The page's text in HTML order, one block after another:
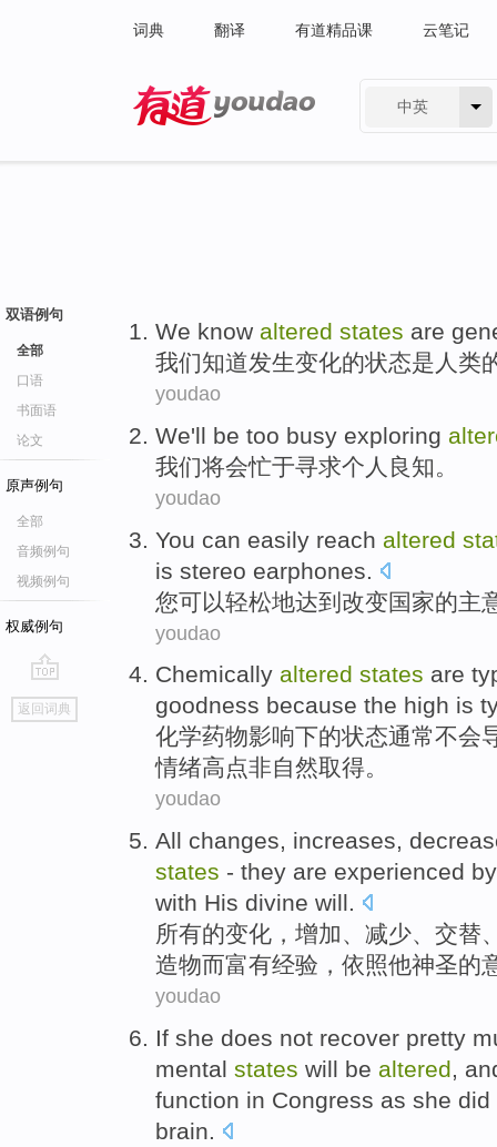
词典 翻译 有道精品课 云笔记
中英
双语例句
全部
口语
书面语
论文
原声例句
全部
音频例句
视频例句
权威例句
go
top
返回词典
We know altered states are
我们知道发生变化的状态是 人类
youdao
We'll be too busy exploring
我们将会忙于寻求个人良知。
youdao
You can easily reach altered
is stereo earphones
您可以轻松地达到 改变国家的主
youdao
Chemically altered states are
goodness because the high is
化学药物影响下的状态通常不会
情绪高点非自然取得。
youdao
All changes, increases,
states - they are experienced by
with His divine will.
所有的变化 ， 增加、 减少、 交替
造物而富有经验， 依照他神圣的
youdao
If she does not recover pretty
mental states will be altered,
function in Congress as she did
brain.